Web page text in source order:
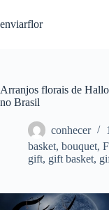
k
c
o
enviarflor
Arranjos florais de
no Brasil
conhecer
basket, bouquet,
gift, gift basket,